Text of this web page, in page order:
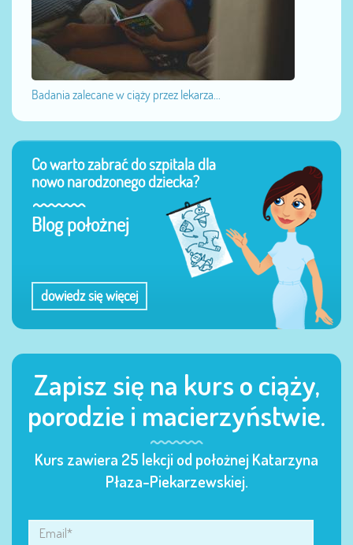
Badania zalecane w ciąży przez lekarza...
Co warto zabrać do szpitala dla
nowo narodzonego dziecka?
Blog położnej
dowiedz się więcej
Zapisz się na kurs o ciąży,
porodzie i macierzyństwie.
Kurs zawiera 25 lekcji od położnej Katarzyna
Płaza-Piekarzewskiej.